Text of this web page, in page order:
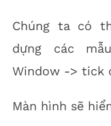
Chúng ta có
dựng các
Window -> tick
Màn hình sẽ